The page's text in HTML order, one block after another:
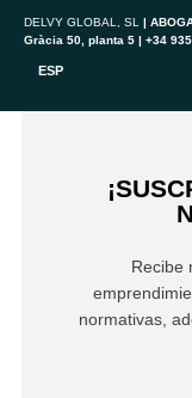
DELVY GLOBAL, SL |
Gràcia 50, planta 5 | +34
ESP
Recibe
normativas,